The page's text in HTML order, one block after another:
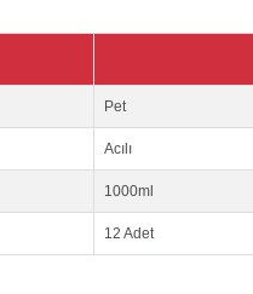
Pet
Acılı
1000ml
12 Adet